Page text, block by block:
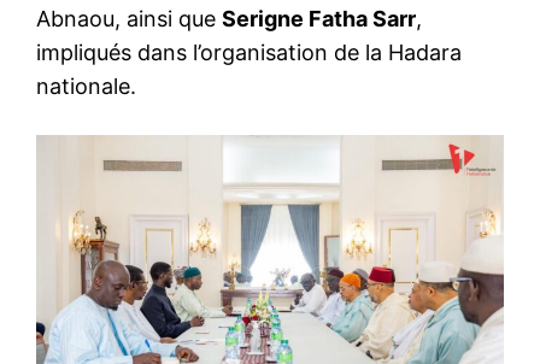
Abnaou, ainsi que Serigne Fatha Sarr,
impliqués dans l’organisation de la Hadara
nationale.